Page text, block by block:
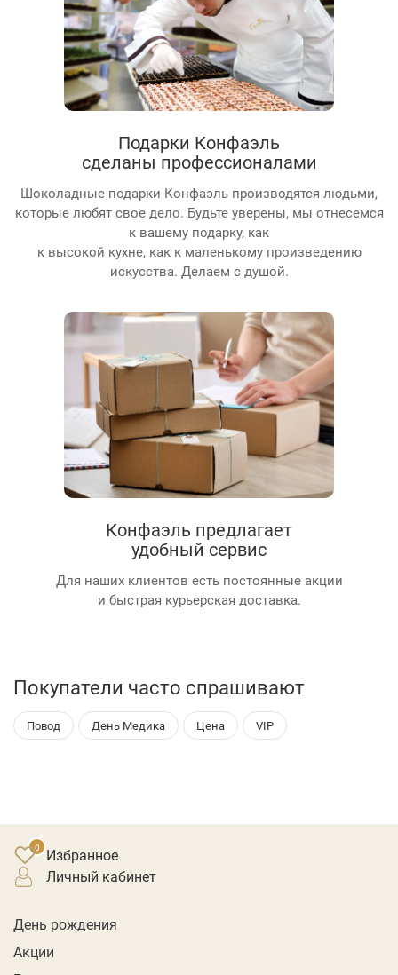
Подарки Конфаэль
сделаны профессионалами
Шоколадные подарки Конфаэль производятся людьми,
которые любят свое дело. Будьте уверены, мы отнесемся
к вашему подарку, как
к высокой кухне, как к маленькому произведению
искусства. Делаем с душой.
Конфаэль предлагает
удобный сервис
Для наших клиентов есть постоянные акции
и быстрая курьерская доставка.
Покупатели часто спрашивают
Повод День Медика Цена VIP
Избранное
личный кабинет
День рождения
Акции